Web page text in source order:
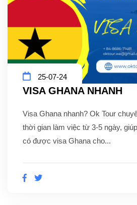
25-07-24
VISA GHANA NHANH
Visa Ghana nhanh? Ok Tour
thời gian làm việc từ 3-5 ngày,
có được visa Ghana cho...